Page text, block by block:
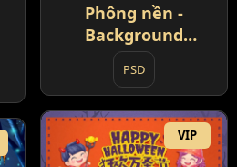
Phông nền -
Background
Halloween (4)
PSD
VIP